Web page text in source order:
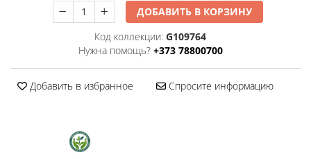
ДОБАВИТЬ В КОРЗИНУ
Код коллекции: G109764
Нужна помощь? +373 78800700
Добавить в избранное Спросите информацию